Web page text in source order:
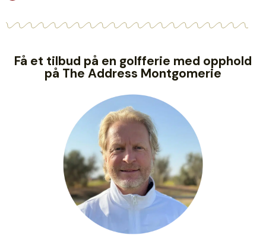
Få et tilbud på en golfferie med opphold
på The Address Montgomerie